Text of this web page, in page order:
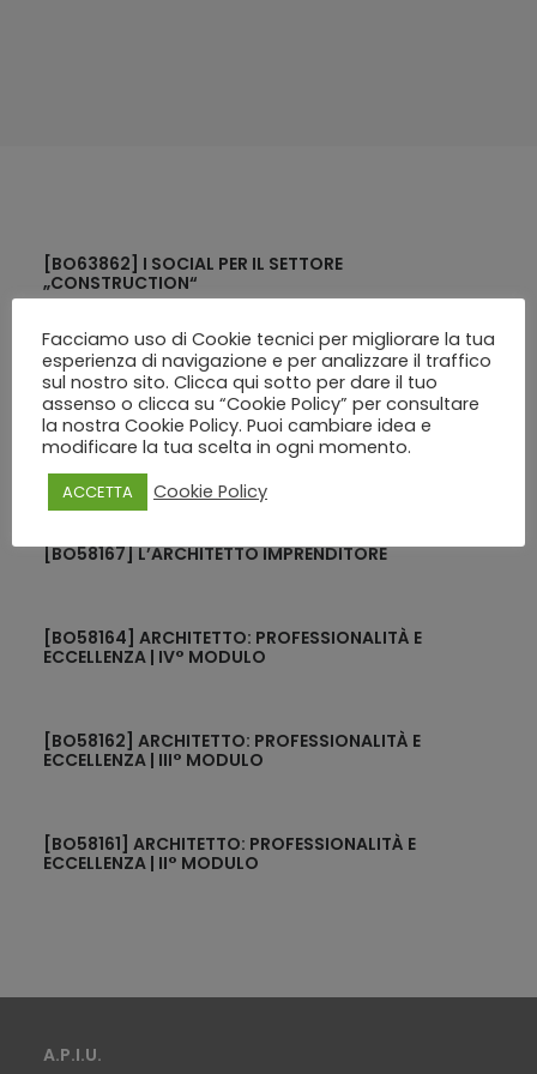
[BO63862] I SOCIAL PER IL SETTORE
„CONSTRUCTION“
[PT60579] L’ARCHIVIO DIGITALE DEL
PROFESSIONISTA: DOVE SI VA
[BO58168] L’IMPORTANZA DEL PERSONAL BRANDING
[BO58167] L’ARCHITETTO IMPRENDITORE
[BO58164] ARCHITETTO: PROFESSIONALITÀ E
ECCELLENZA | IV° MODULO
[BO58162] ARCHITETTO: PROFESSIONALITÀ E
ECCELLENZA | III° MODULO
[BO58161] ARCHITETTO: PROFESSIONALITÀ E
ECCELLENZA | II° MODULO
A.P.I.U.
Facciamo uso di Cookie tecnici per migliorare la tua
esperienza di navigazione e per analizzare il traffico
sul nostro sito. Clicca qui sotto per dare il tuo
assenso o clicca su “Cookie Policy” per consultare
la nostra Cookie Policy. Puoi cambiare idea e
modificare la tua scelta in ogni momento.
ACCETTA Cookie Policy